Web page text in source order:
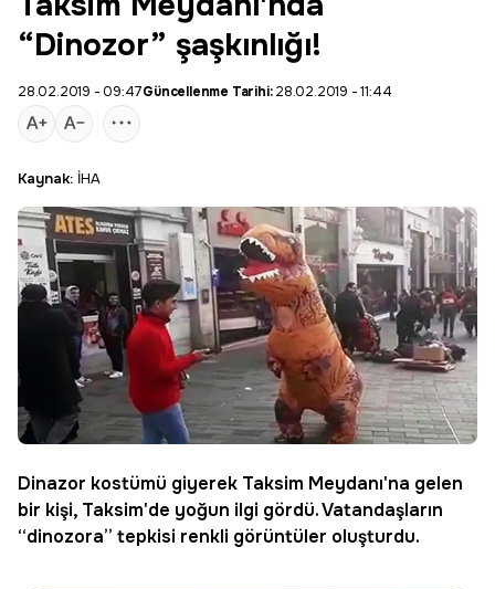
“Dinozor” şaşkınlığı!
28.02.2019 - 09:47Güncellenme Tarihi:28.02.2019 - 11:44
Kaynak: İHA
Dinazor kostümü giyerek Taksim Meydanı'na gelen
bir kişi, Taksim'de yoğun ilgi gördü. Vatandaşların
“dinozora” tepkisi renkli görüntüler oluşturdu.